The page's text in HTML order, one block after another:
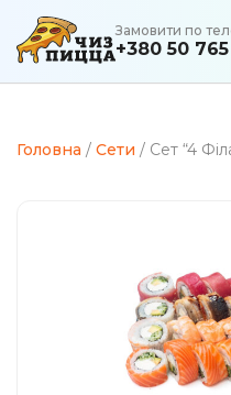
Замовити по
+380 50
Головна / Сети / Сет “4